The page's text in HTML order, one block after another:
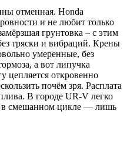
отменная. Honda
и не любит только
грунтовка – с этим
тряски и вибраций. Крены
умеренные, без
а вот липучка
цепляется откровенно
почём зря. Расплата
В городе UR-V легко
в смешанном цикле — лишь